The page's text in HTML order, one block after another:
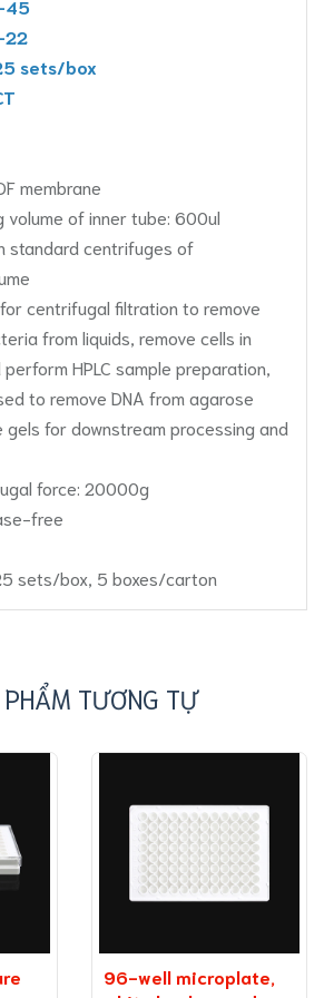
45
22
sets/box
membrane
volume of inner tube: 600ul
standard centrifuges of
centrifugal filtration to remove
from liquids, remove cells in
HPLC sample preparation,
to remove DNA from agarose
for downstream processing and
force: 20000g
free
sets/box, 5 boxes/carton
TƯƠNG TỰ
96-well microplate,